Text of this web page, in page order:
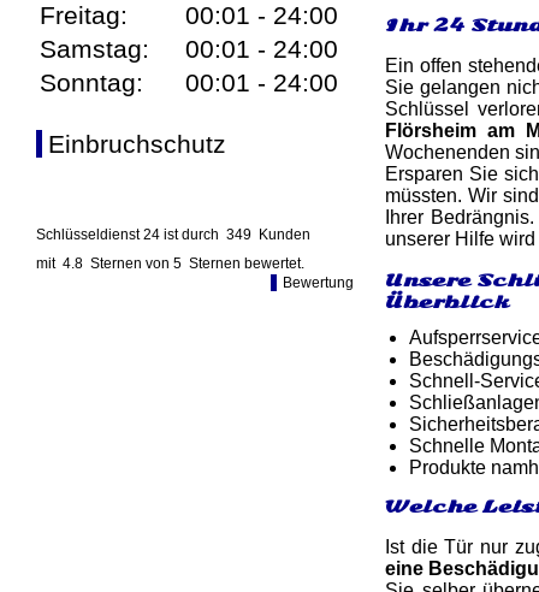
Freitag:
00:01 - 24:00
Samstag:
00:01 - 24:00
Sonntag:
00:01 - 24:00
Einbruchschutz
Schlüsseldienst 24 ist durch 349 Kunden
mit 4.8 Sternen von 5 Sternen bewertet.
Bewertung
Ihr 24
Ein offen
Sie gelangen
Schlüssel
Flörsheim am
Wochenenden
Ersparen Sie
müssten. Wir
Ihrer
unserer Hilfe
Unsere
Überblick
Schnell-
Schnelle
Produkte
Welche
Ist die Tür nur
eine